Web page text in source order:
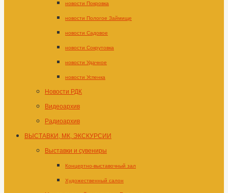
новости Покровка
новости Пологое Займище
новости Садовое
новости Сокрутовка
новости Удачное
новости Успенка
Новости РДК
Видеоархив
Радиоархив
ВЫСТАВКИ, МК, ЭКСКУРСИИ
Выставки и сувениры
Концертно-выставочный зал
Художественный салон